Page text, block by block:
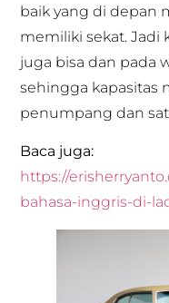
baik yang di depan
memiliki sekat. Jadi
juga bisa dan pada
sehingga kapasitas
penumpang dan
Baca juga:
https://
bahasa-inggris-di-